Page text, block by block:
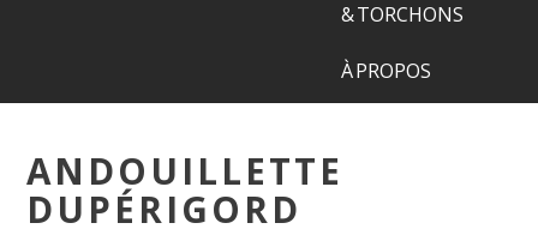
& TORCHONS
À PROPOS
ANDOUILLETTE
DUPÉRIGORD